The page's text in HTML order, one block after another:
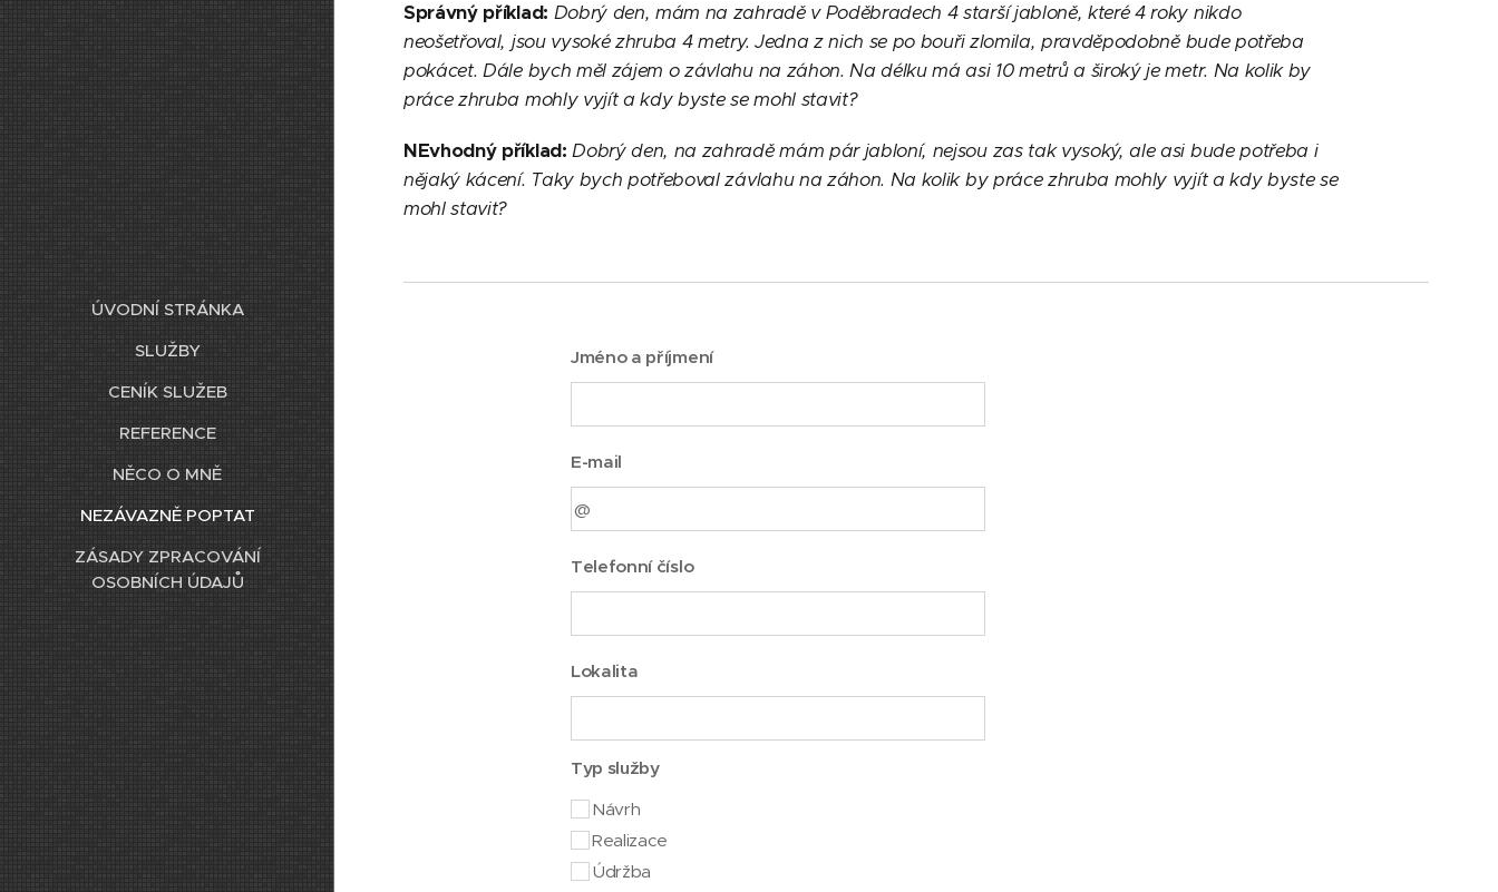
ÚVODNÍ STRÁNKA
SLUŽBY
CENÍK SLUŽEB
REFERENCE
NĚCO O MNĚ
NEZÁVAZNĚ POPTAT
ZÁSADY ZPRACOVÁNÍ
OSOBNÍCH ÚDAJŮ
Správný příklad: Dobrý den, mám na zahradě v Poděbradech 4 starší jabloně, které 4 roky nikdo
neošetřoval, jsou vysoké zhruba 4 metry. Jedna z nich se po bouři zlomila, pravděpodobně bude potřeba
pokácet. Dále bych měl zájem o závlahu na záhon. Na délku má asi 10 metrů a široký je metr. Na kolik by
práce zhruba mohly vyjít a kdy byste se mohl stavit?
NEvhodný příklad: Dobrý den, na zahradě mám pár jabloní, nejsou zas tak vysoký, ale asi bude potřeba i
nějaký kácení. Taky bych potřeboval závlahu na záhon. Na kolik by práce zhruba mohly vyjít a kdy byste se
mohl stavit?
Jméno a příjmení
E-mail
Telefonní číslo
Lokalita
Typ služby
Návrh
Realizace
Údržba